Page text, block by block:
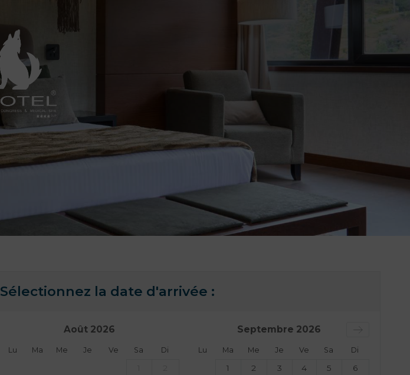
Sélectionnez la date d'arrivée :
Août 2026
Lu Ma Me Je Ve Sa Di
Septembre 2026
Lu Ma Me Je Ve Sa Di
1 2 3 4 5
6